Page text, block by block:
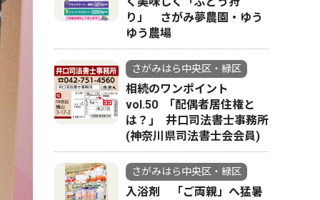
り」 さがみ夢農園・ゆう
ゆう農場
さがみはら中央区・緑区
相続のワンポイント
vol.50 ｢配偶者居住権と
は？｣ 井口司法書士事務所
(神奈川県司法書士会会員)
さがみはら中央区・緑区
入浴剤 「ご両親」へ猛暑